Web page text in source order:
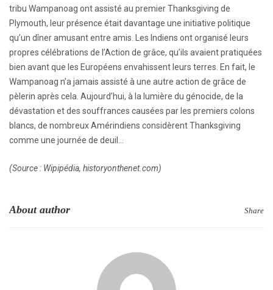
tribu Wampanoag ont assisté au premier Thanksgiving de
Plymouth, leur présence était davantage une initiative politique
qu’un dîner amusant entre amis. Les Indiens ont organisé leurs
propres célébrations de l’Action de grâce, qu’ils avaient pratiquées
bien avant que les Européens envahissent leurs terres. En fait, le
Wampanoag n’a jamais assisté à une autre action de grâce de
pèlerin après cela. Aujourd’hui, à la lumière du génocide, de la
dévastation et des souffrances causées par les premiers colons
blancs, de nombreux Amérindiens considèrent Thanksgiving
comme une journée de deuil…
(Source : Wipipédia, historyonthenet.com)
About author Share